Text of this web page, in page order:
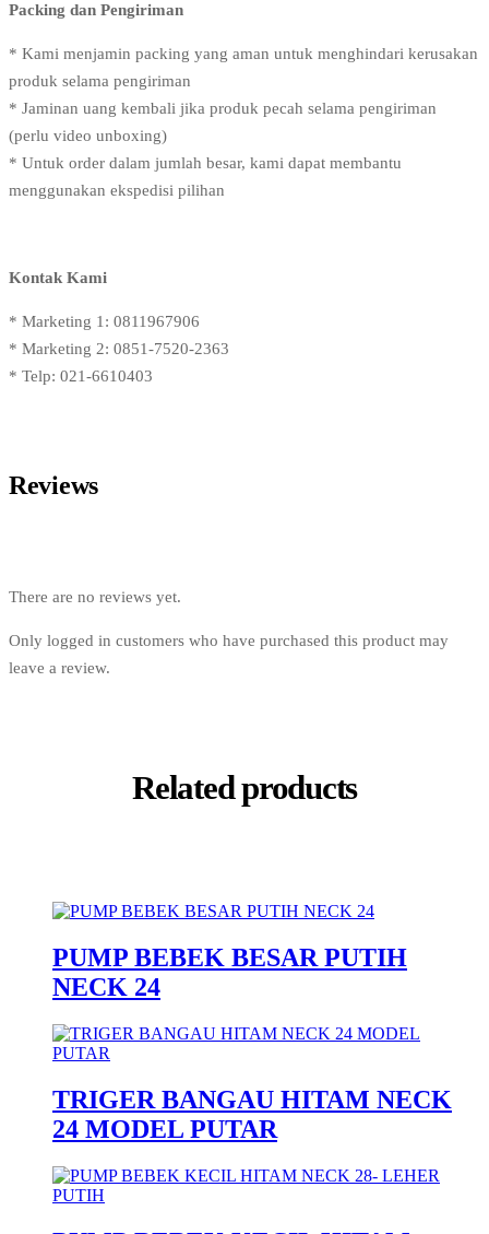
Packing dan Pengiriman
* Kami menjamin packing yang aman untuk menghindari kerusakan
produk selama pengiriman
* Jaminan uang kembali jika produk pecah selama pengiriman
(perlu video unboxing)
* Untuk order dalam jumlah besar, kami dapat membantu
menggunakan ekspedisi pilihan
Kontak Kami
* Marketing 1: 0811967906
* Marketing 2: 0851-7520-2363
* Telp: 021-6610403
Reviews
There are no reviews yet.
Only logged in customers who have purchased this product may
leave a review.
Related products
PUMP BEBEK BESAR PUTIH
NECK 24
TRIGER BANGAU HITAM NECK
24 MODEL PUTAR